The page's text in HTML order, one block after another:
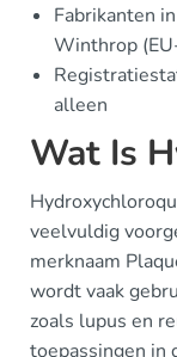
Fabrikanten
Winthrop
alleen
Wat Is
veelvuldig
merknaam
wordt vaak
zoals lupus en
toepassingen in